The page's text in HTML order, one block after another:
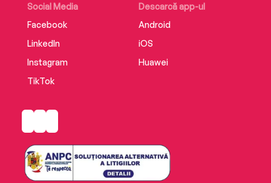
Social Media
Facebook
LinkedIn
Instagram
TikTok
Descarcă app-ul
Android
iOS
Huawei